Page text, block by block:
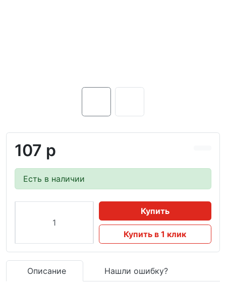
107 р
Есть в наличии
Купить
Купить в 1 клик
Описание Нашли ошибку?